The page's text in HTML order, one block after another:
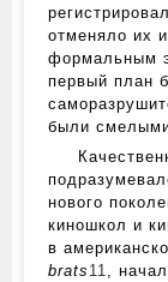
отменяло их
формальным
первый план
были
нового
киношкол и
в
brats 11
,